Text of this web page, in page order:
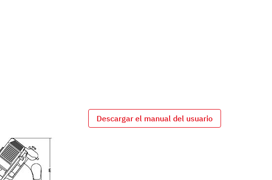
Descargar el manual del usuario